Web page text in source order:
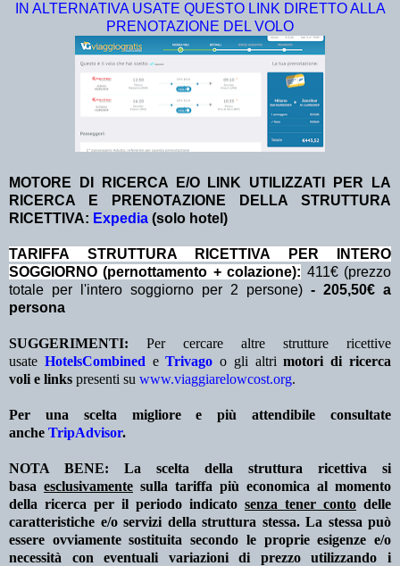
IN ALTERNATIVA USATE QUESTO LINK DIRETTO ALLA
PRENOTAZIONE DEL VOLO
MOTORE DI RICERCA E/O LINK UTILIZZATI PER LA
RICERCA E PRENOTAZIONE DELLA STRUTTURA
RICETTIVA: Expedia (solo hotel)
TA RIFFA STRUTTURA RICETTIVA PER INTERO
SOGGIORNO (pernottamento + colazione): 411€ (prezzo
totale per l'intero soggiorno per 2 persone) - 205,50€ a
persona
SUGGERIMENTI: Per cercare altre strutture ricettive
usate HotelsCombined eTrivago o gli altrimotori di ricerca
voli e links presenti su www.viaggiarelowcost.org.
Per una scelta migliore e più attendibile consultate
anche TripAdvisor.
NOTA BENE: La scelta della struttura ricettiva si
basa esclusivamente sulla tariffa più economica al momento
della ricerca per il periodo indicato senza tener conto delle
caratteristiche e/o servizi della struttura stessa. La stessa può
essere ovviamente sostituita secondo le proprie esigenze e/o
necessità con eventuali variazioni di prezzo utilizzando i